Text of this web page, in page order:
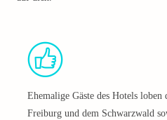
Ehemalige Gäste des Hotels
Freiburg und dem Schwarzwald